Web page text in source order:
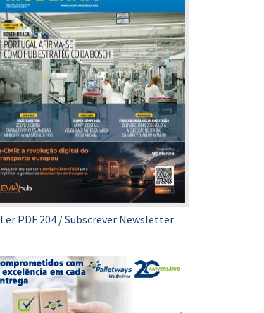
Ler PDF 204/Subscrever Newsletter